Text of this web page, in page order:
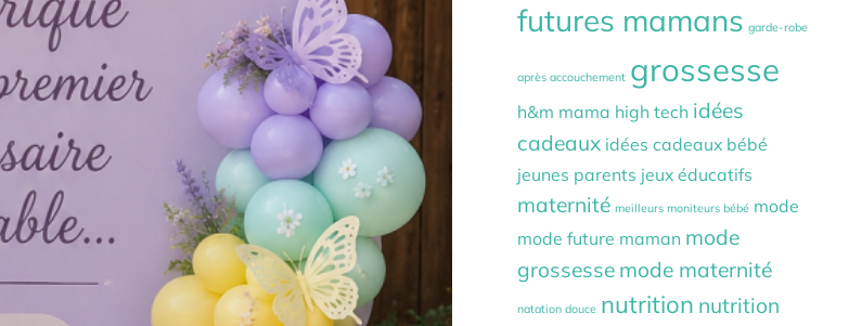
futures mamans garde-robe
après accouchement grossesse
h&m mama high tech idées
cadeaux idées cadeaux bébé
jeunes parents jeux éducatifs
maternité meilleurs moniteurs bébé mode
mode future maman mode
grossesse mode maternité
natation douce nutrition nutrition